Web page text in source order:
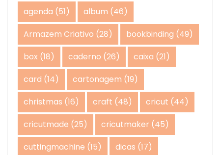
agenda (51) album (46)
Armazem Criativo (28) bookbinding (49)
box (18) caderno (26) caixa (21)
card (14) cartonagem (19)
christmas (16) craft (48) cricut (44)
cricutmade (25) cricutmaker (45)
cuttingmachine (15) dicas (17)